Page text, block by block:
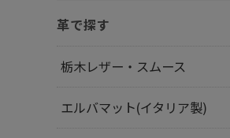
革で探す
栃木レザー・スムース
エルバマット(イタリア製)